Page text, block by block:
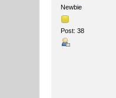
Newbie
Post: 38